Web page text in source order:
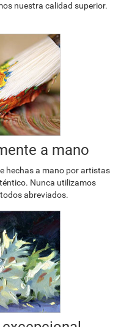
nuestra calidad superior.
a mano
hechas a mano por artistas
Nunca utilizamos
abreviados.